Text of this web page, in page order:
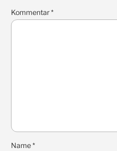
Kommentar*
Name*